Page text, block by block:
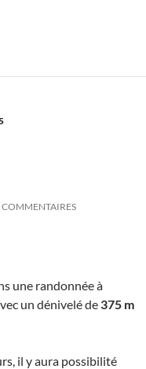
COMMENTAIRES
une randonnée à
un dénivelé de 375 m
il y aura possibilité